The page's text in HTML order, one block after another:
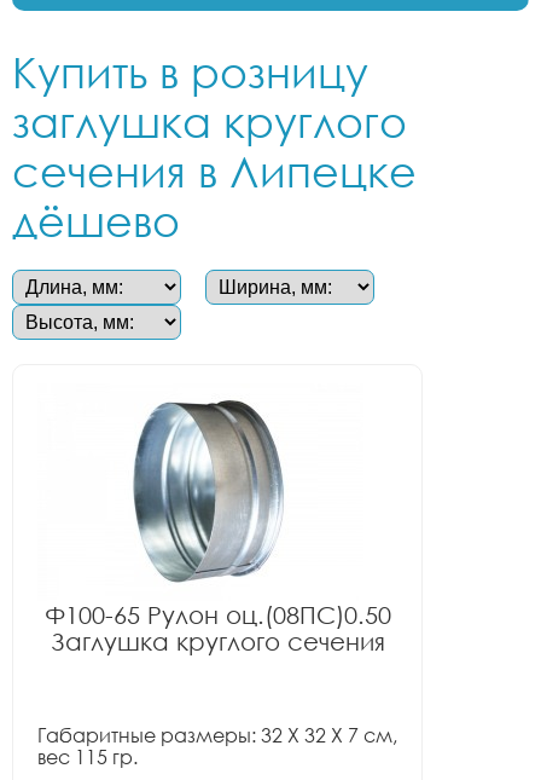
Купить в розницу
заглушка круглого
сечения в Липецке
дёшево
Ф100-65 Рулон оц.(08ПС)0.50
Заглушка круглого сечения
Габаритные размеры: 32 X 32 X 7 см,
вес 115 гр.